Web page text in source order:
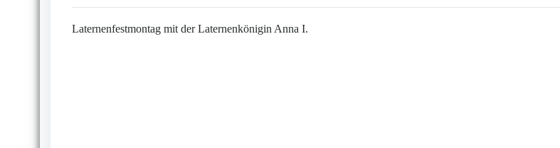
Laternenfestmontag mit der Laternenkönigin Anna I.